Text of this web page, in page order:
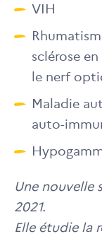
VIH
sclérose
le nerf
Maladie
auto-
Une nouvelle
2021.
Elle étudie la